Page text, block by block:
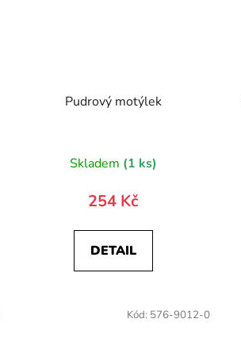
Pudrový motýlek
Skladem (1 ks)
254 Kč
DETAIL
Kód: 576-9012-0